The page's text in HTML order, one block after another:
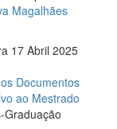
Magalhães
17 Abril 2025
Documentos
ao Mestrado